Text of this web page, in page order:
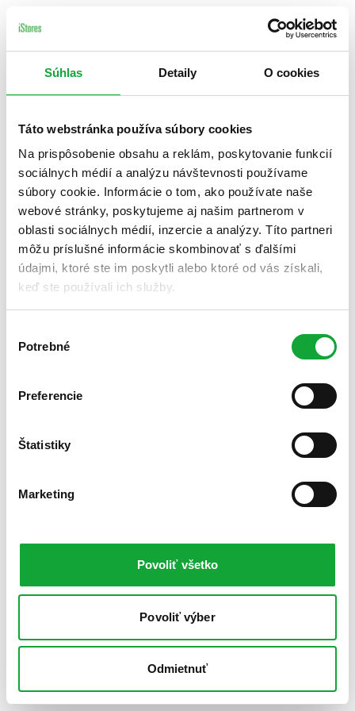
Súhlas Detaily O cookies
Táto webstránka používa súbory cookies
Na prispôsobenie obsahu a reklám, poskytovanie funkcií
sociálnych médií a analýzu návštevnosti používame
súbory cookie. Informácie o tom, ako používate naše
webové stránky, poskytujeme aj našim partnerom v
oblasti sociálnych médií, inzercie a analýzy. Títo partneri
môžu príslušné informácie skombinovať s ďalšími
údajmi, ktoré ste im poskytli alebo ktoré od vás získali,
keď ste používali ich služby.
súhlasu
Potrebné
Preferencie
Štatistiky
Marketing
Povoliť všetko
Povoliť výber
Odmietnuť